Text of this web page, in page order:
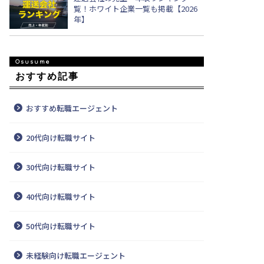
覧！ホワイト企業一覧も掲載【2026
年】
おすすめ記事
おすすめ転職エージェント
20代向け転職サイト
30代向け転職サイト
40代向け転職サイト
50代向け転職サイト
未経験向け転職エージェント